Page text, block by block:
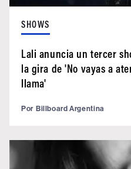
SHOWS
Lali anuncia un tercer
la gira de 'No vayas a
llama'
Por Billboard Argentina